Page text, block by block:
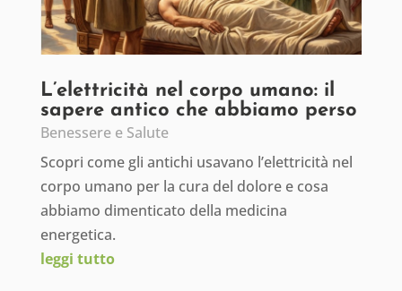
L’elettricità nel corpo umano: il
sapere antico che abbiamo perso
Benessere e Salute
Scopri come gli antichi usavano l’elettricità nel
corpo umano per la cura del dolore e cosa
abbiamo dimenticato della medicina
energetica.
leggi tutto